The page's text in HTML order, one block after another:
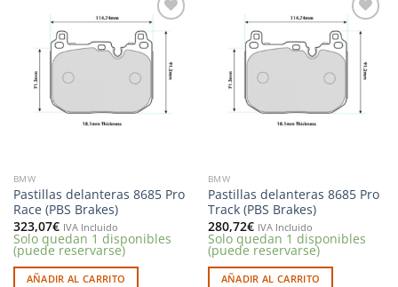
Añadir
lista de
deseos
BMW
Pastillas delanteras 8685 Pro
Race (PBS Brakes)
323,07€ IVA Incluido
Solo quedan 1 disponibles
(puede reservarse)
AÑADIR AL CARRITO
Añadir
lista de
deseos
BMW
Pastillas delanteras 8685 Pro
Track (PBS Brakes)
280,72€ IVA Incluido
Solo quedan 1 disponibles
(puede reservarse)
AÑADIR AL CARRITO